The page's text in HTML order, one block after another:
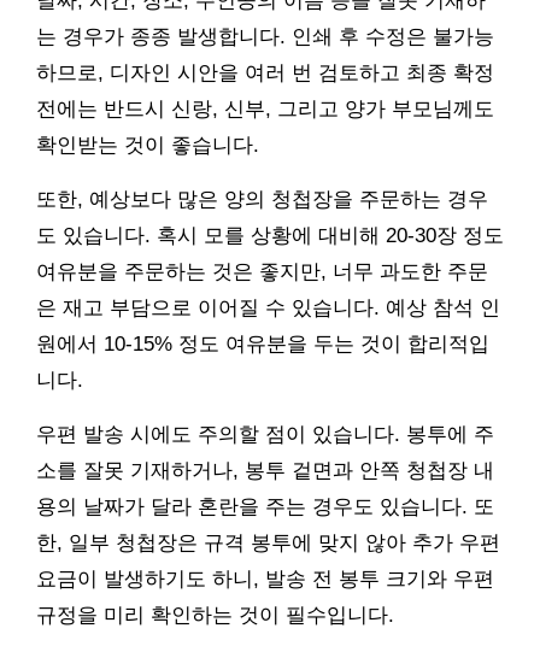
는 경우가 종종 발생합니다. 인쇄 후 수정은 불가능
하므로, 디자인 시안을 여러 번 검토하고 최종 확정
전에는 반드시 신랑, 신부, 그리고 양가 부모님께도
확인받는 것이 좋습니다.
또한, 예상보다 많은 양의 청첩장을 주문하는 경우
도 있습니다. 혹시 모를 상황에 대비해 20-30장 정도
여유분을 주문하는 것은 좋지만, 너무 과도한 주문
은 재고 부담으로 이어질 수 있습니다. 예상 참석 인
원에서 10-15% 정도 여유분을 두는 것이 합리적입
니다.
우편 발송 시에도 주의할 점이 있습니다. 봉투에 주
소를 잘못 기재하거나, 봉투 겉면과 안쪽 청첩장 내
용의 날짜가 달라 혼란을 주는 경우도 있습니다. 또
한, 일부 청첩장은 규격 봉투에 맞지 않아 추가 우편
요금이 발생하기도 하니, 발송 전 봉투 크기와 우편
규정을 미리 확인하는 것이 필수입니다.